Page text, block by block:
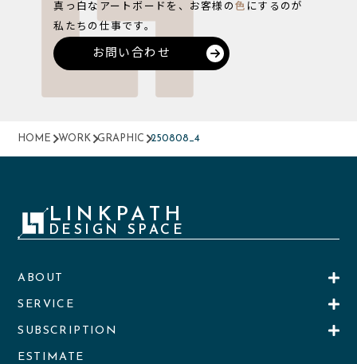
真っ白なアートボードを、お客様の 色 にするのが
私たちの仕事です。
お問い合わせ
HOME WORK GRAPHIC 250808_4
LINKPATH
DESIGN SPACE
ABOUT
SERVICE
SUBSCRIPTION
ESTIMATE